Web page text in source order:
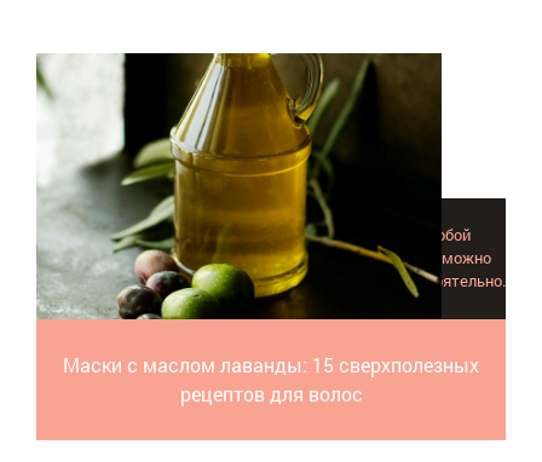
Маски с маслом лаванды: 15 сверхполезных
рецептов для волос
Маски с маслом лаванды сегодня пользуются особой
популярностью. Вот 15 полезных рецептов, которые можно
легко приготовить дома и наносить на волосы самостоятельно.